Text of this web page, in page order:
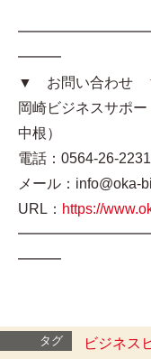
━━━
▼ お問い合わ
岡崎ビジネスサポ
中根）
電話：0564-26-
メール：info@oka-
URL： https://
━━━
タグ ビジネス